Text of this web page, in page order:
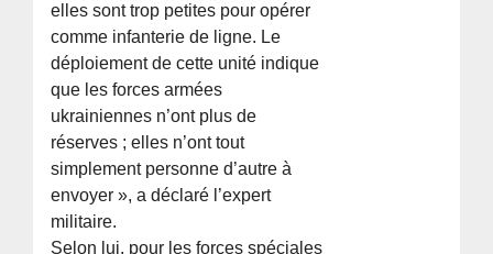
elles sont trop petites pour opérer
comme infanterie de ligne. Le
déploiement de cette unité indique
que les forces armées
ukrainiennes n’ont plus de
réserves ; elles n’ont tout
simplement personne d’autre à
envoyer », a déclaré l’expert
militaire.
Selon lui, pour les forces spéciales